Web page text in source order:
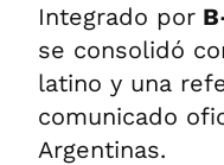
Integrado por
se consolidó
latino y una
comunicado
Argentinas.